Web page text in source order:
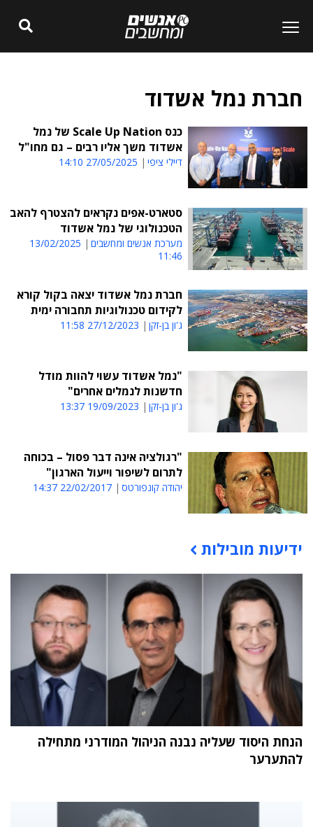
חברת נמל אשדוד
כנס Scale Up Nation של נמל
אשדוד משך אליו רבים – גם מחו"ל
דיילי ציפי 27/05/2025 14:10
סטארט-אפים נקראים להצטרף להאב
הטכנולוגי של נמל אשדוד
מערכת אנשים ומחשבים
13/02/2025
11:46
חברת נמל אשדוד יצאה בקול קורא
לקידום טכנולוגיות תחבורה ימית
ג'ון בן-זקן 27/12/2023 11:58
"נמל אשדוד עשוי להוות מודל
חדשנות לנמלים אחרים"
ג'ון בן-זקן 19/09/2023 13:37
"רגולציה אינה דבר פסול – בכוחה
לתרום לשיפור וייעול הארגון"
יהודה קונפורטס 22/02/2017 14:37
תוכן פרסומי
ידיעות מובילות
הנחת היסוד שעליה נבנה הניהול המודרני מתחילה
להתערער